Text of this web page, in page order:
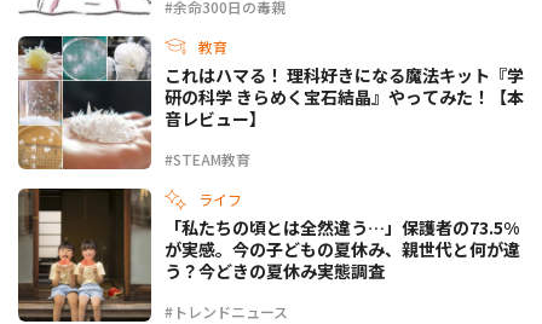
#余命300日の毒親
教育
#STEAM教育
これはハマる！ 理科好きになる魔法キット『学
研の科学 きらめく宝石結晶』やってみた！【本
音レビュー】
ライフ
#トレンドニュース
「私たちの頃とは全然違う…」保護者の73.5%
が実感。今の子どもの夏休み、親世代と何が違
う？今どきの夏休み実態調査